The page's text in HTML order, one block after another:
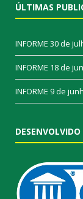
ÚLTIMAS
INFORME 30 de
INFORME 18 de
INFORME 9 de